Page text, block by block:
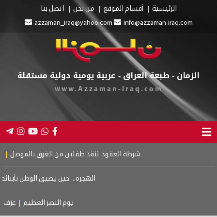
الرئيسية أقسام الموقع من نحن
اتصل بنا
azzaman_iraq@yahoo.com
info@azzaman-iraq.com
الزمان - طبعة العراق - عربية يومية دولية مستقلة
www.Azzaman-Iraq.com
شرطة العقود تنقذ طفلين من الغرق بالموصل | خصومات سومو
الهجرة... حين يضيق الوطن بأبنائه |
يوم النصر العظيم | عزف على وتر